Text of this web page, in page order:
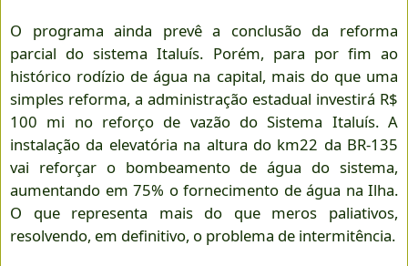
O programa ainda prevê a conclusão da reforma
parcial do sistema Italuís. Porém, para por fim ao
histórico rodízio de água na capital, mais do que uma
simples reforma, a administração estadual investirá R$
100 mi no reforço de vazão do Sistema Italuís. A
instalação da elevatória na altura do km22 da BR-135
vai reforçar o bombeamento de água do sistema,
aumentando em 75% o fornecimento de água na Ilha.
O que representa mais do que meros paliativos,
resolvendo, em definitivo, o problema de intermitência.